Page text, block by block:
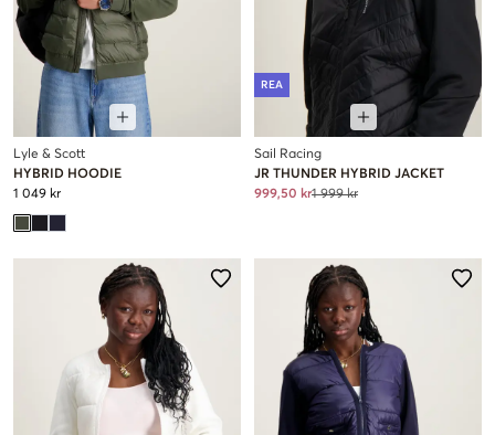
Lyle & Scott
HYBRID HOODIE
1 049 kr
REA
Sail Racing
JR THUNDER HYBRID JACKET
999,50 kr1 999 kr